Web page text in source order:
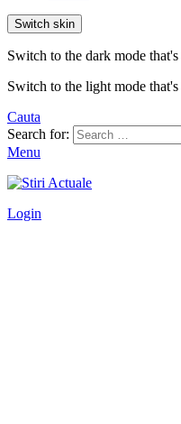
Switch skin
Switch to the dark mode
Switch to the light mode
Cauta
Search for:
Menu
Login